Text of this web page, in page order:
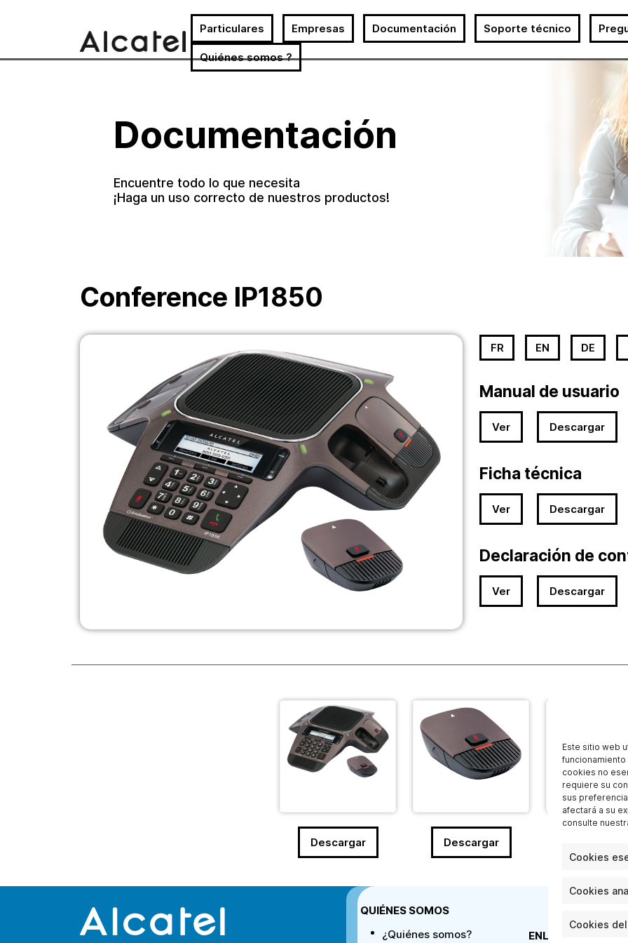
Este sitio web
cookies no
requiere su
sus
afectará a su
consulte
Cookies
Cookies
Cookies
Particulares Empresas Documentación Soporte técnico
Quiénes somos ?
Documentación
Encuentre todo lo que necesita
¡Haga un uso correcto de nuestros productos!
Conference IP1850
FR EN DE
Manual de usuario
Ver Descargar
Ficha técnica
Ver Descargar
Declaración de
Ver Descargar
Descargar Descargar
QUIÉNES SOMOS
¿Quiénes somos?
ENLACES DIRECTOS